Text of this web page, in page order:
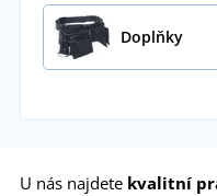
Doplňky
U nás najdete kvalitní